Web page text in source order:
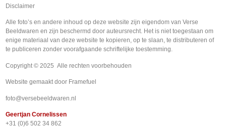
Disclaimer
Alle foto’s en andere inhoud op deze website zijn eigendom van Verse
Beeldwaren en zijn beschermd door auteursrecht. Het is niet toegestaan om
enige materiaal van deze website te kopieren, op te slaan, te distributeren of
te publiceren zonder voorafgaande schriftelijke toestemming.
Copyright © 2025 Alle rechten voorbehouden
Website gemaakt door Framefuel
foto@versebeeldwaren.nl
Geertjan Cornelissen
+31 (0)6 502 34 862